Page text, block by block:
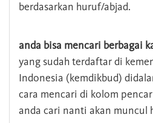
berdasarkan huruf/abjad.
anda bisa mencari berbagai
yang sudah terdaftar di
Indonesia (kemdikbud)
cara mencari di kolom
anda cari nanti akan muncul